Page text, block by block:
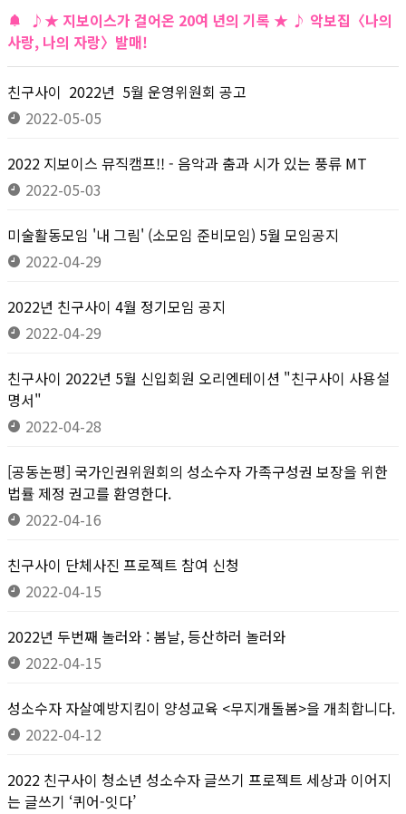
♪★ 지보이스가 걸어온 20여 년의 기록 ★ ♪ 악보집〈나의
사랑, 나의 자랑〉발매!
친구사이 2022년 5월 운영위원회 공고
2022-05-05
2022 지보이스 뮤직캠프!! - 음악과 춤과 시가 있는 풍류 MT
2022-05-03
미술활동모임 '내 그림' (소모임 준비모임) 5월 모임공지
2022-04-29
2022년 친구사이 4월 정기모임 공지
2022-04-29
친구사이 2022년 5월 신입회원 오리엔테이션 "친구사이 사용설
명서"
2022-04-28
[공동논평] 국가인권위원회의 성소수자 가족구성권 보장을 위한
법률 제정 권고를 환영한다.
2022-04-16
친구사이 단체사진 프로젝트 참여 신청
2022-04-15
2022년 두번째 놀러와 : 봄날, 등산하러 놀러와
2022-04-15
성소수자 자살예방지킴이 양성교육 <무지개돌봄>을 개최합니다.
2022-04-12
2022 친구사이 청소년 성소수자 글쓰기 프로젝트 세상과 이어지
는 글쓰기 ‘퀴어-잇다’